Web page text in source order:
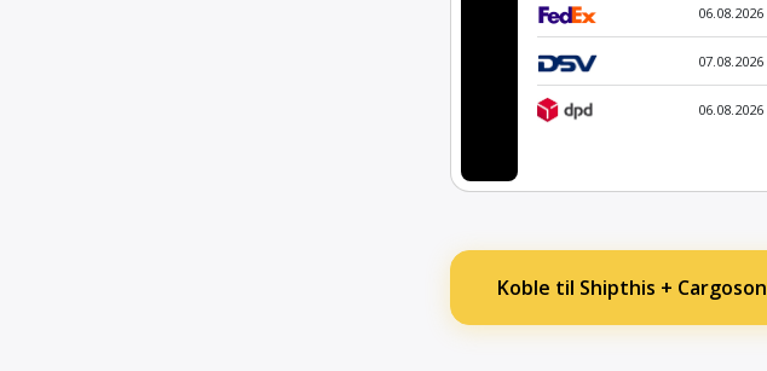
06.08.2026
07.08.2026
06.08.2026
Koble til Shipthis + Cargoson